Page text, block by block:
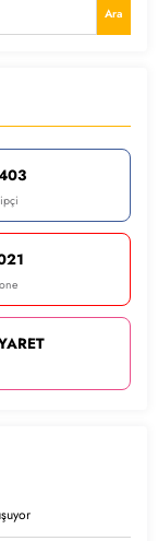
Ara